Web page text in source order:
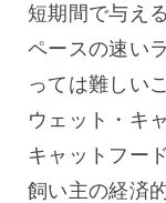
短期間で与え
ペースの速い
っては難しい
ウェット・キ
キャットフー
飼い主の経済